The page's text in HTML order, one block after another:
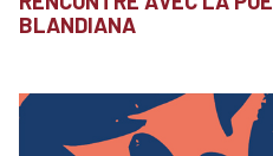
BLANDIANA